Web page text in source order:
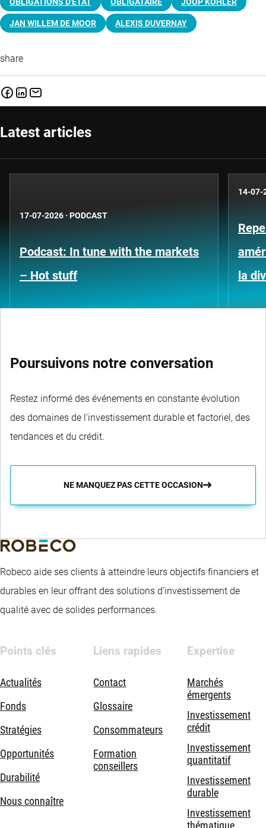
OBLIGATIONS D'ÉTAT OBLIGATAIRE JOOP KOHLER
JAN WILLEM DE MOOR ALEXIS DUVERNAY
share
Latest articles
17-07-2026 · PODCAST
Podcast: In tune with the markets
– Hot stuff
14-07-
la
Poursuivons notre conversation
Restez informé des événements en constante évolution
des domaines de l'investissement durable et factoriel, des
tendances et du crédit.
NE MANQUEZ PAS CETTE OCCASION
Robeco aide ses clients à atteindre leurs objectifs financiers et
durables en leur offrant des solutions d’investissement de
qualité avec de solides performances.
Points clés
Actualités
Fonds
Stratégies
Opportunités
Durabilité
Nous connaître
Liens rapides
Contact
Glossaire
Consommateurs
Formation
conseillers
Expertise
Marchés
émergents
Investissement
crédit
Investissement
quantitatif
Investissement
durable
Investissement
thématique